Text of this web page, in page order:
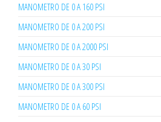
MANOMETRO DE 0 A 160 PSI
MANOMETRO DE 0 A 200 PSI
MANOMETRO DE 0 A 2000 PSI
MANOMETRO DE 0 A 30 PSI
MANOMETRO DE 0 A 300 PSI
MANOMETRO DE 0 A 60 PSI